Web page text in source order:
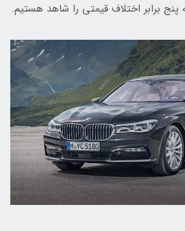
برابر اختلاف قیمتی را شاهد هستیم.